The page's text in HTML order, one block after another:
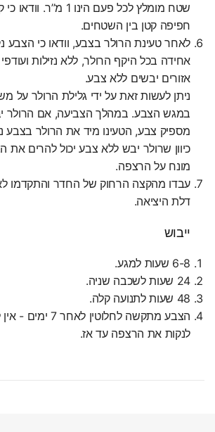
שטח מומלץ לכל פעם הינו 1
חפיפה קטן בין השטחים.
לאחר טעינת הרולר בצבע, וודאו כי הצבע
אחידה בכל היקף הרולר, ללא נזילות
אזורים יבשים ללא צבע.
ניתן לעשות זאת על ידי גלילת הרולר על
במגש הצבע. במהלך הצביעה, אם הרולר
מספיק צבע, הטעינו מיד את הרולר בצבע
כיוון שרולר יבש ללא צבע יכול להרים
מונח על הרצפה.
עבדו מהקצה הרחוק של החדר והתקדמו
דלת היציאה.
ייבוש
6-8 שעות למגע.
24 שעות לשכבה שניה.
48 שעות לתנועה קלה.
הצבע מתקשה לחלוטין
לנקות את הרצפה עד אז.